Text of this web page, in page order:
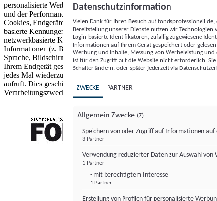
personalisierte Werbung und Inhalte, Messung von Werbeleistung
und der Performance von Inhalten sowie Zielgruppenforschung.
Cookies, Endgeräte- oder ähnliche Online-Kennungen (z. B. login-
basierte Kennungen, zufällig generierte Kennungen,
netzwerkbasierte Kennungen) können zusammen mit anderen
Informationen (z. B. Browsertyp und Browserinformationen,
Sprache, Bildschirmgröße, unterstützte Technologien usw.) auf
Ihrem Endgerät gespeichert oder von dort ausgelesen werden, um es
jedes Mal wiederzuerkennen, wenn es eine App oder einer Webseite
aufruft. Dies geschieht für einen oder mehrere der hier aufgeführten
Verarbeitungszwecke.
Datenschutzinformation
Vielen Dank für Ihren Besuch auf
Bereitstellung unserer Dienste nutzen wir Technologien
Login-basierte Identifikatoren, zufällig zugewiesene
Informationen auf Ihrem Gerät gespeichert oder
Werbung und Inhalte, Messung von Werbeleistung
ist für den Zugriff auf die Website nicht erforderlich.
Schalter ändern, oder später jederzeit via
ZWECKE PARTNER
Allgemein Zwecke (7)
Speichern von oder Zugriff auf Informationen auf
3 Partner
Verwendung reduzierter Daten zur Auswahl von
1 Partner
- mit berechtigtem Interesse
1 Partner
Erstellung von Profilen für personalisierte
FONDS professionell